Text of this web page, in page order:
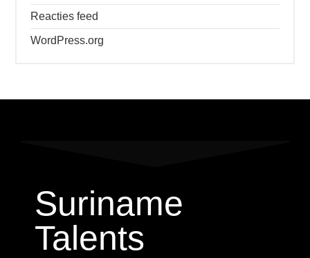
Reacties feed
WordPress.org
Suriname
Talents